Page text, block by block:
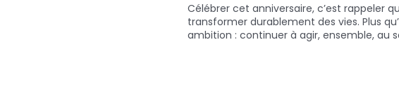
Célébrer cet anniversaire, c’est rappeler
transformer durablement des vies. Plus
ambition : continuer à agir, ensemble, au